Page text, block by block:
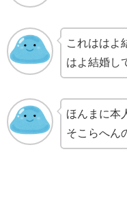
これははよ
はよ結婚し
ほんまに本
そこらへん